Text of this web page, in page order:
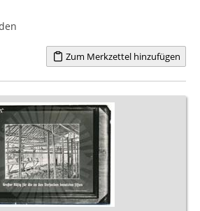
Zum Merkzettel hinzufügen